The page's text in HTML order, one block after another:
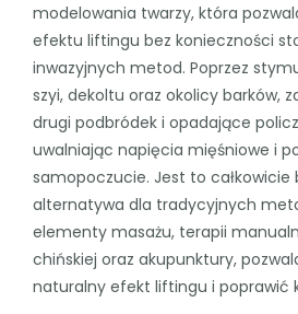
modelowania twarzy, która
efektu liftingu bez konieczności
inwazyjnych metod. Poprzez
szyi, dekoltu oraz okolicy barków,
drugi podbródek i opadające
uwalniając napięcia mięśniowe i
samopoczucie. Jest to całkowicie
alternatywa dla tradycyjnych
elementy masażu, terapii
chińskiej oraz akupunktury,
naturalny efekt liftingu i poprawić